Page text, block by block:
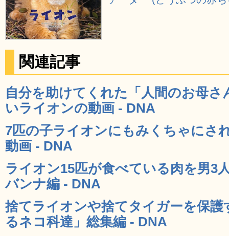
関連記事
自分を助けてくれた「人間のお母
いライオンの動画 - DNA
7匹の子ライオンにもみくちゃにさ
動画 - DNA
ライオン15匹が食べている肉を男3
バンナ編 - DNA
捨てライオンや捨てタイガーを保
るネコ科達」総集編 - DNA